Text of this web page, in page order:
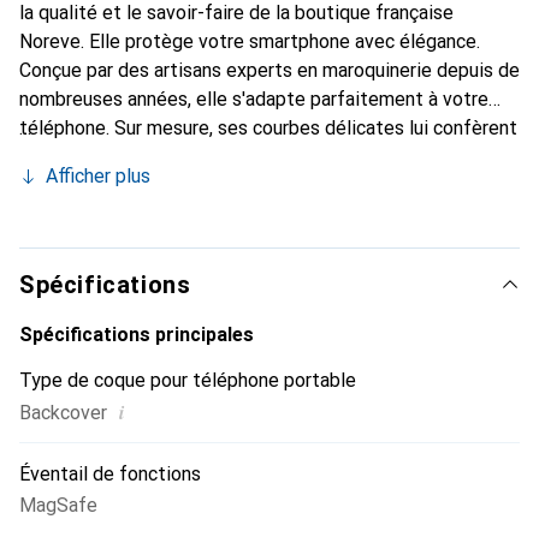
la qualité et le savoir-faire de la boutique française
Noreve. Elle protège votre smartphone avec élégance.
Conçue par des artisans experts en maroquinerie depuis de
nombreuses années, elle s'adapte parfaitement à votre
téléphone. Sur mesure, ses courbes délicates lui confèrent
et indispensable de votre smartphone. Reconnaître
marque Noreve est un choix sûr pour une clientèle
exigeante.
Afficher plus
Spécifications
Spécifications principales
Type de coque pour téléphone portable
Backcover i
Éventail de fonctions
MagSafe